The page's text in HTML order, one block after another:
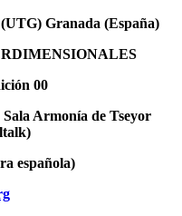
Granada (España)
00
Armonía de Tseyor
española)